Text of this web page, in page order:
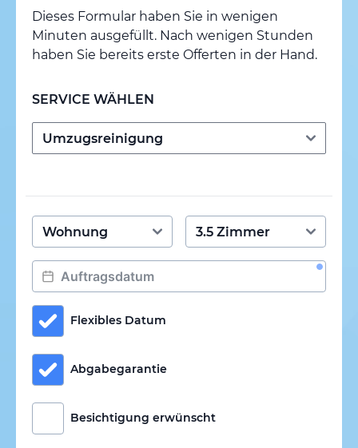
Dieses Formular haben Sie in wenigen
Minuten ausgefüllt. Nach wenigen Stunden
haben Sie bereits erste Offerten in der Hand.
SERVICE WÄHLEN
Flexibles Datum
Abgabegarantie
Besichtigung erwünscht